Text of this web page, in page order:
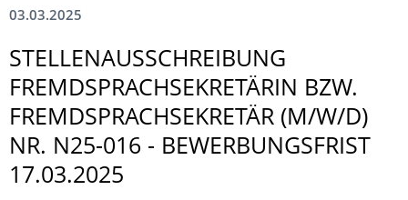
03.03.2025
STELLENAUS­SCHREIBUNG
FREMDSPRACHSE­KRETÄRIN BZW.
FREMDSPRACHSE­KRETÄR (M/W/D)
NR. N25-016 - BEWERBUNGSFRIST
17.03.2025